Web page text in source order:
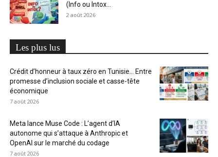
(Info ou Intox...
2 août 2026
Les plus lus
Crédit d’honneur à taux zéro en Tunisie… Entre
promesse d’inclusion sociale et casse-tête
économique
7 août 2026
Meta lance Muse Code : L’agent d’IA
autonome qui s’attaque à Anthropic et
OpenAI sur le marché du codage
7 août 2026